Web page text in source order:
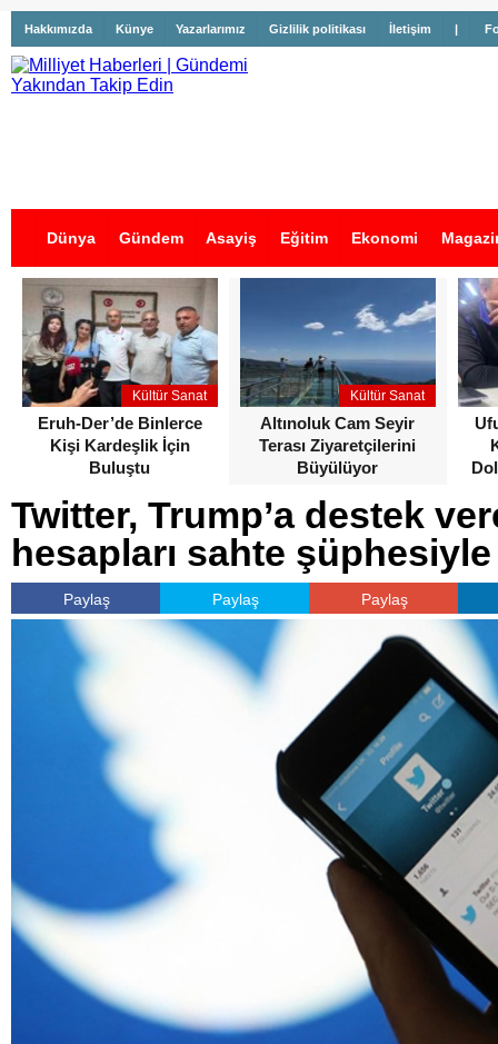
Hakkımızda Künye Yazarlarımız Gizlilik politikası İletişim |
Dünya Gündem Asayiş Eğitim Ekonomi
İş İlanları
Kültür Sanat
Eruh-Der’de Binlerce
Kişi Kardeşlik İçin
Buluştu
Kültür Sanat
Altınoluk Cam Seyir
Terası Ziyaretçilerini
Büyülüyor
Twitter, Trump’a destek
hesapları sahte şüphesiyle
Paylaş Paylaş Paylaş